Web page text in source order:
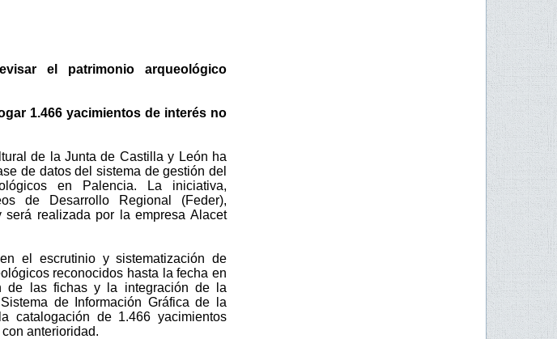
el patrimonio arqueológico
1.466 yacimientos de interés no
de la Junta de Castilla y León ha
de datos del sistema de gestión del
en Palencia. La iniciativa,
de Desarrollo Regional (Feder),
realizada por la empresa Alacet
el escrutinio y sistematización de
reconocidos hasta la fecha en
de las fichas y la integración de la
de Información Gráfica de la
catalogación de 1.466 yacimientos
anterioridad.